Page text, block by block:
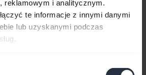
reklamowym i analitycznym.
te informacje z innymi danymi
lub uzyskanymi podczas
instrukcja obsługi